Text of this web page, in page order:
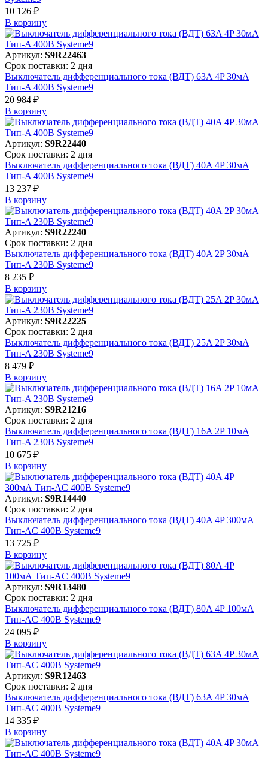
10 126 ₽
В корзинy
Артикул: S9R22463
Срок поставки: 2 дня
Выключатель дифференциального тока (ВДТ) 63A 4P 30мА
Тип-A 400В Systeme9
20 984 ₽
В корзинy
Артикул: S9R22440
Срок поставки: 2 дня
Выключатель дифференциального тока (ВДТ) 40A 4P 30мА
Тип-A 400В Systeme9
13 237 ₽
В корзинy
Артикул: S9R22240
Срок поставки: 2 дня
Выключатель дифференциального тока (ВДТ) 40A 2P 30мА
Тип-A 230В Systeme9
8 235 ₽
В корзинy
Артикул: S9R22225
Срок поставки: 2 дня
Выключатель дифференциального тока (ВДТ) 25A 2P 30мА
Тип-A 230В Systeme9
8 479 ₽
В корзинy
Артикул: S9R21216
Срок поставки: 2 дня
Выключатель дифференциального тока (ВДТ) 16A 2P 10мА
Тип-A 230В Systeme9
10 675 ₽
В корзинy
Артикул: S9R14440
Срок поставки: 2 дня
Выключатель дифференциального тока (ВДТ) 40A 4P 300мА
Тип-AC 400В Systeme9
13 725 ₽
В корзинy
Артикул: S9R13480
Срок поставки: 2 дня
Выключатель дифференциального тока (ВДТ) 80A 4P 100мА
Тип-AC 400В Systeme9
24 095 ₽
В корзинy
Артикул: S9R12463
Срок поставки: 2 дня
Выключатель дифференциального тока (ВДТ) 63A 4P 30мА
Тип-AC 400В Systeme9
14 335 ₽
В корзинy